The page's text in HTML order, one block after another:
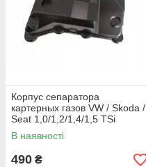
Корпус сепаратора
картерных газов VW / Skoda /
Seat 1,0/1,2/1,4/1,5 TSi
В наявності
490 ₴